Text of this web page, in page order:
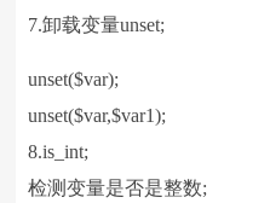
7.卸载变量unset;
unset($var);
unset($var,$var1);
8.is_int;
检测变量是否是整数;